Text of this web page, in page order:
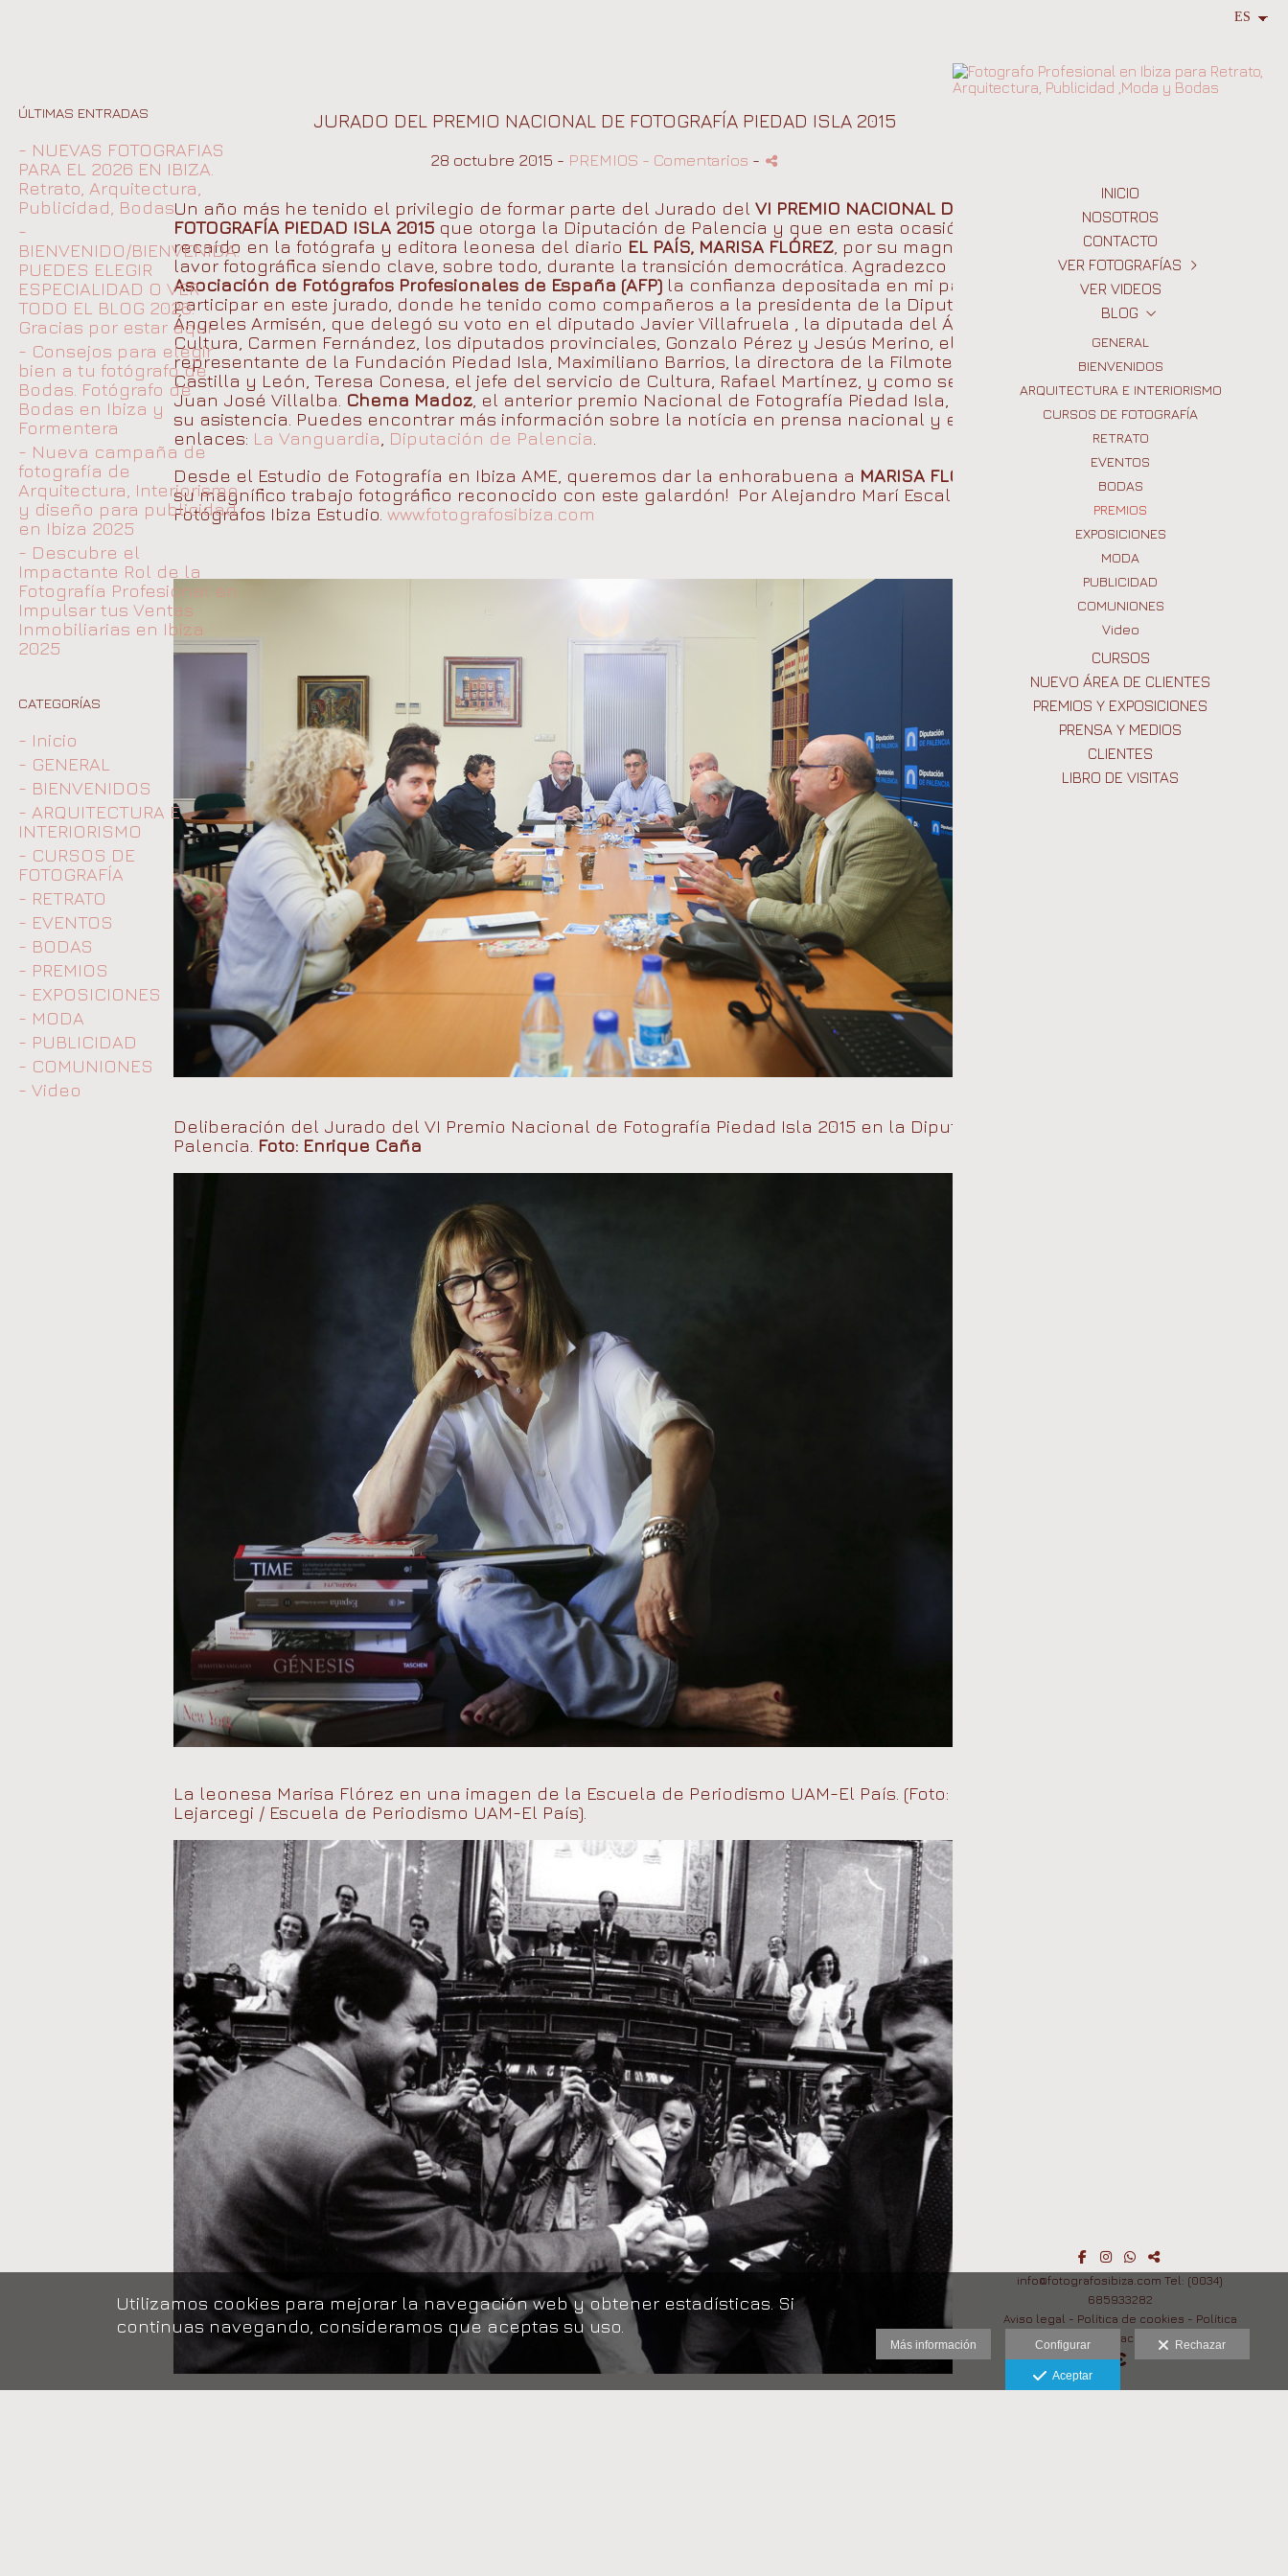
INICIO
NOSOTROS
CONTACTO
VER FOTOGRAFÍAS
INMOBILIARIA
ARQUITECTURA E INTERIORISMO
RETRATO
EVENTOS
MODA
BODAS
ÁLBUMES
PUBLICIDAD y EMPRESA
COMUNIONES Y BAUTIZOS
FOTOGRAFIAS VARIOS TEMAS
VÍDEOS
VER VIDEOS
BLOG
GENERAL
BIENVENIDOS
ARQUITECTURA E INTERIORISMO
CURSOS DE FOTOGRAFÍA
RETRATO
EVENTOS
BODAS
PREMIOS
EXPOSICIONES
MODA
PUBLICIDAD
COMUNIONES
Video
CURSOS
NUEVO ÁREA DE CLIENTES
PREMIOS Y EXPOSICIONES
PRENSA Y MEDIOS
CLIENTES
LIBRO DE VISITAS
JURADO DEL PREMIO NACIONAL DE FOTOGRAFÍA PIEDAD ISLA 2015
28 octubre 2015 - PREMIOS - Comentarios -
Un año más he tenido el privilegio de formar parte del Jurado del VI PREMIO NACIONAL DE
FOTOGRAFÍA PIEDAD ISLA 2015 que otorga la Diputación de Palencia y que en esta ocasión ha
recaído en la fotógrafa y editora leonesa del diario EL PAÍS, MARISA FLÓREZ , por su magnífica
lavor fotográfica siendo clave, sobre todo, durante la transición democrática. Agradezco a la
Asociación de Fotógrafos Profesionales de España (AFP) la confianza depositada en mi para
participar en este jurado, donde he tenido como compañeros a la presidenta de la Diputación,
Ángeles Armisén, que delegó su voto en el diputado Javier Villafruela , la diputada del Área de
Cultura, Carmen Fernández, los diputados provinciales, Gonzalo Pérez y Jesús Merino, el
representante de la Fundación Piedad Isla, Maximiliano Barrios, la directora de la Filmoteca de
Castilla y León, Teresa Conesa, el jefe del servicio de Cultura, Rafael Martínez, y como secretario
Juan José Villalba. Chema Madoz , el anterior premio Nacional de Fotografía Piedad Isla, excusó
su asistencia. Puedes encontrar más información sobre la notícia en prensa nacional y en los
enlaces: La Vanguardia Diputación de Palencia
Desde el Estudio de Fotografía en Ibiza AME, queremos dar la enhorabuena a MARISA FLÓREZ
su magnífico trabajo fotográfico reconocido con este galardón! Por Alejandro Marí Escalera
Fotógrafos Ibiza Estudio.www.fotografosibiza.com
Deliberación del Jurado del VI Premio Nacional de Fotografía Piedad Isla 2015 en la Diputación de
Palencia. Foto: Enrique Caña
La leonesa Marisa Flórez en una imagen de la Escuela de Periodismo UAM-El País. (Foto: Gorka
Lejarcegi / Escuela de Periodismo UAM-El País).
ÚLTIMAS ENTRADAS
- NUEVAS FOTOGRAFIAS
PARA EL 2026 EN IBIZA.
Retrato, Arquitectura,
Publicidad, Bodas
-
BIENVENIDO/BIENVENIDA.
PUEDES ELEGIR
ESPECIALIDAD O VER
TODO EL BLOG 2026.
Gracias por estar aquí
- Consejos para elegir
bien a tu fotógrafo de
Bodas. Fotógrafo de
Bodas en Ibiza y
Formentera
- Nueva campaña de
fotografía de
Arquitectura, Interiorismo
y diseño para publicidad
en Ibiza 2025
- Descubre el
Impactante Rol de la
Fotografía Profesional en
Impulsar tus Ventas
Inmobiliarias en Ibiza
2025
CATEGORÍAS
- Inicio
- GENERAL
- BIENVENIDOS
- ARQUITECTURA E
INTERIORISMO
- CURSOS DE
FOTOGRAFÍA
- RETRATO
- EVENTOS
- BODAS
- PREMIOS
- EXPOSICIONES
- MODA
- PUBLICIDAD
- COMUNIONES
- Video
info@fotografosibiza.com Tel: (0034)
685933282
Aviso legal - Política de cookies - Política
de privacidad
Utilizamos cookies para mejorar la navegación web y obtener estadísticas. Si
continuas navegando, consideramos que aceptas su uso.
Más información Configurar Rechazar
Aceptar